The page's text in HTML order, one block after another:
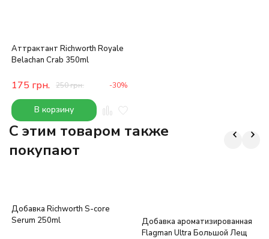
Аттрактант Richworth Royale
Belachan Crab 350ml
175 грн. 250грн. -30%
В корзину
C этим товаром также
покупают
Добавка Richworth S-core
Serum 250ml
Добавка ароматизированная
Flagman Ultra Большой Лещ